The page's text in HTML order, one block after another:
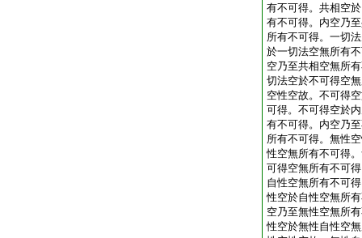
有不可得。共相空
有不可得。内空乃
所有不可得。一切
於一切法空無所有
空乃至共相空無所
切法空於不可得空
空性空故。不可得
可得。不可得空於
有不可得。内空乃
所有不可得。無性
性空無所有不可得
可得空無所有不可
自性空無所有不可
性空於自性空無所
空乃至無性空無所
性空於無性自性空